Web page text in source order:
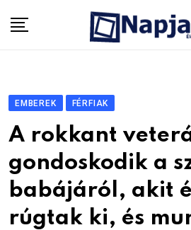
EMBEREK FÉRFIAK
A rokkant
gondoskodik a
babájáról, akit
rúgtak ki, és